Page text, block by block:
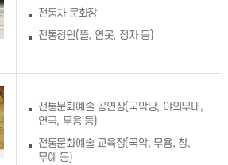
전통차 문화장
전통정원(뜰, 연못, 정자 등)
전통문화예술 공연장(국악당, 야외무대,
연극, 무용 등)
전통문화예술 교육장(국악, 무용, 창,
무예 등)